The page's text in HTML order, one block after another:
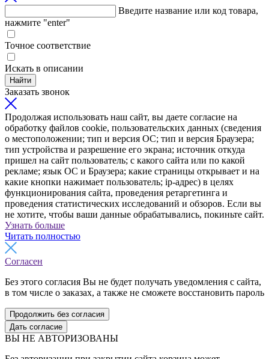
Введите название или код товара,
нажмите "enter"
Точное соответствие
Искать в описании
Найти
Заказать звонок
Продолжая использовать наш сайт, вы даете согласие на
обработку файлов cookie, пользовательских данных (сведения
о местоположении; тип и версия ОС; тип и версия Браузера;
тип устройства и разрешение его экрана; источник откуда
пришел на сайт пользователь; с какого сайта или по какой
рекламе; язык ОС и Браузера; какие страницы открывает и на
какие кнопки нажимает пользователь; ip-адрес) в целях
функционирования сайта, проведения ретаргетинга и
проведения статистических исследований и обзоров. Если вы
не хотите, чтобы ваши данные обрабатывались, покиньте сайт.
Узнать больше
Читать полностью
Согласен
Без этого согласия Вы не будет получать уведомления с сайта,
в том числе о заказах, а также не сможете восстановить пароль
Продолжить без согласия
Дать согласие
ВЫ НЕ АВТОРИЗОВАНЫ